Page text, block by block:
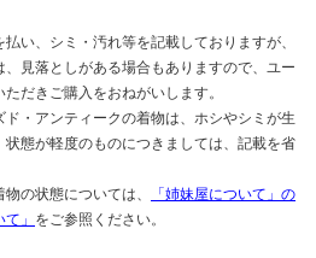
い、シミ・汚れ等を記載しておりますが、
見落としがある場合もありますので、ユー
だきご購入をおねがいします。
・アンティークの着物は、ホシやシミが生
状態が軽度のものにつきましては、記載を省
の状態については、
「姉妹屋について」の
」 をご参照ください。